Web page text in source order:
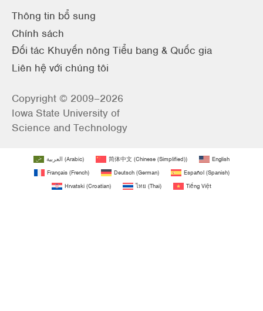
Thông tin bổ sung
Chính sách
Đối tác Khuyến nông Tiểu bang & Quốc gia
Liên hệ với chúng tôi
Copyright © 2009–2026
Iowa State University of
Science and Technology
العربية (Arabic) 简体中文 (Chinese (Simplified))
English
Français(French) Deutsch(German) Español(Spanish)
Hrvatski (Croatian) ไทย (Thai) Tiếng Việt